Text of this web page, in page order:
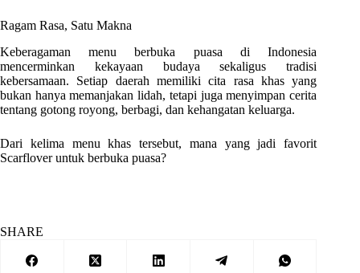
Ragam Rasa, Satu Makna
Keberagaman menu berbuka puasa di Indonesia
mencerminkan kekayaan budaya sekaligus tradisi
kebersamaan. Setiap daerah memiliki cita rasa khas yang
bukan hanya memanjakan lidah, tetapi juga menyimpan cerita
tentang gotong royong, berbagi, dan kehangatan keluarga.
Dari kelima menu khas tersebut, mana yang jadi favorit
Scarflover untuk berbuka puasa?
SHARE